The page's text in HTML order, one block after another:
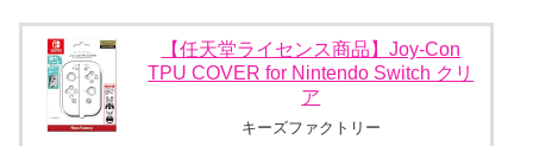
【任天堂ライセンス商品】Joy-Con
TPU COVER for Nintendo Switch クリ
ア
キーズファクトリー